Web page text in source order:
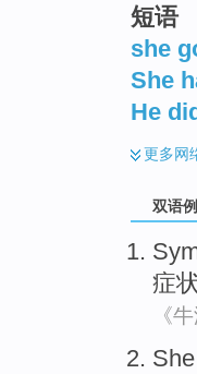
短语
she
She
He
更多网
双语
症
《
She